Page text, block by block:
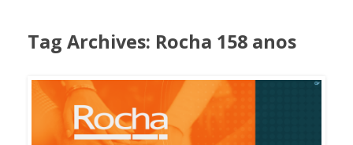
Tag Archives: Rocha 158 anos